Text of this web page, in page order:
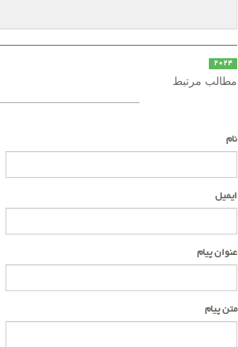
2024
مطالب مرتبط
نام
ایمیل
عنوان پیام
متن پیام